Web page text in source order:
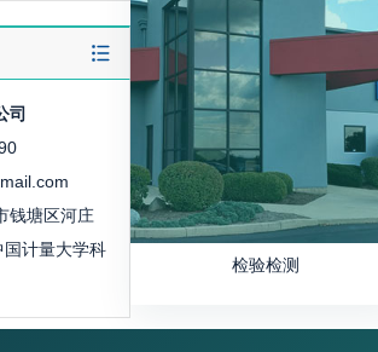
司
钱塘区河庄
计量大学科
检验检测